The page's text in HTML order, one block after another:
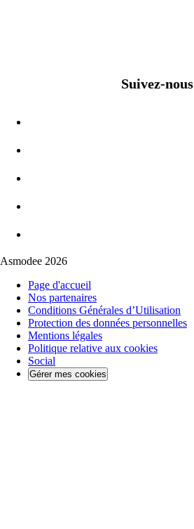
Suivez-nous
Asmodee 2026
Page d'accueil
Nos partenaires
Conditions Générales d’Utilisation
Protection des données personnelles
Mentions légales
Politique relative aux cookies
Social
Gérer mes cookies